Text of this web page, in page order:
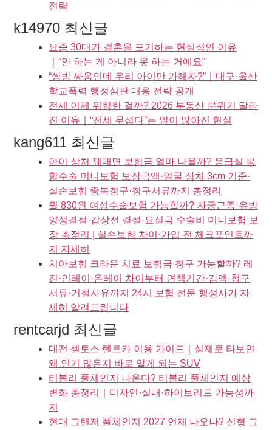
전략
k14970 최신글
요즘 30대가 결혼을 포기하는 현실적인 이유
｜“안 하는 게 아니라 못 하는 거예요”
“쌍방 싸움인데 우리 아이만 가해자?”｜대구·울산
학교폭력 행정심판 대응 전략 공개
전세 이제 위험한 걸까? 2026 부동산 분위기 달라
진 이유｜“전세 무섭다”는 말이 많아진 현실
kang611 최신글
아이 상처 꿰매면 보험금 얼마 나올까? 응급실 봉
합수술 미니보험 보장금액·얼굴 상처 3cm 기준·
실손보험 중복청구·청구서류까지 총정리
월 830원 여성수술보험 가능할까? 자궁근종·유방
양성결절·갑상선 결절·요실금 수술비 미니보험 보
장 총정리 | 실손보험 차이·가입 전 체크포인트까
지 자세히
치아보험 크라운 치료 보험금 청구 가능할까? 레
진·인레이·온레이 차이부터 면책기간·감액·청구
서류·거절사유까지 24시 보험 전문 행정사가 자
세히 알려드립니다
rentcarjd 최신글
대전 셀토스 렌트카 이용 가이드｜실제로 타보면
왜 인기 많은지 바로 알게 되는 SUV
티볼리 풀체인지 나온다? 티볼리 풀체인지 예상
변화 총정리｜디자인·실내·하이브리드 가능성까
지
현대 그랜저 풀체인지 2027 언제 나오나? 신형 그